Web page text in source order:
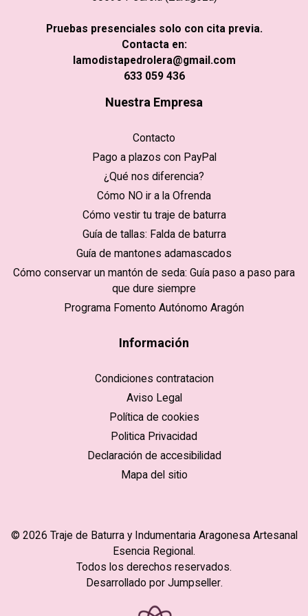
Pruebas presenciales solo con cita previa.
Contacta en:
lamodistapedrolera@gmail.com
633 059 436
Nuestra Empresa
Contacto
Pago a plazos con PayPal
¿Qué nos diferencia?
Cómo NO ir a la Ofrenda
Cómo vestir tu traje de baturra
Guía de tallas: Falda de baturra
Guía de mantones adamascados
Cómo conservar un mantón de seda: Guía paso a paso para
que dure siempre
Programa Fomento Autónomo Aragón
Información
Condiciones contratacion
Aviso Legal
Política de cookies
Politica Privacidad
Declaración de accesibilidad
Mapa del sitio
© 2026 Traje de Baturra y Indumentaria Aragonesa Artesanal
Esencia Regional.
Todos los derechos reservados.
Desarrollado por Jumpseller.